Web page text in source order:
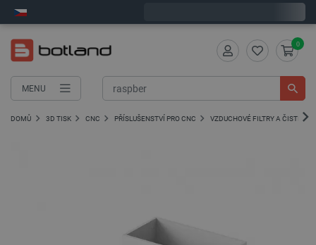
MENU
0
DOMŮ 3D TISK CNC PŘÍSLUŠENSTVÍ PRO CNC VZDUCHOVÉ FILTRY A ČISTIČKY